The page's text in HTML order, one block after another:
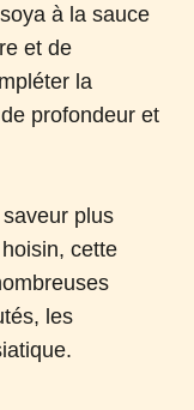
à la sauce
et de
la
profondeur et
plus
cette
les